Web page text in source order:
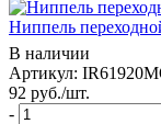
Ниппель
В наличии
Артикул:
92 руб./шт.
-